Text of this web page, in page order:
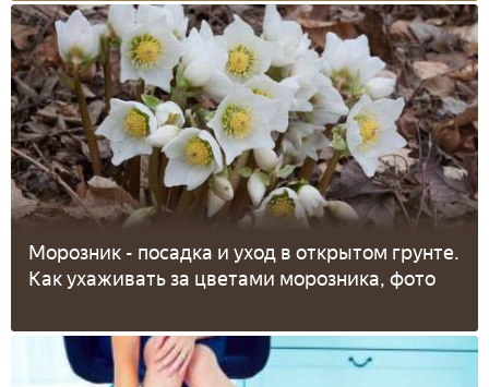
Морозник - посадка и уход в открытом грунте.
Как ухаживать за цветами морозника, фото